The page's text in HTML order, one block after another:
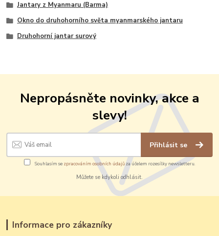
Jantary z Myanmaru (Barma)
Okno do druhohorního světa myanmarského jantaru
Druhohorní jantar surový
Nepropásněte novinky, akce a
slevy!
Přihlásit se
Souhlasím se zpracováním osobních údajůza účelem rozesílky newsletteru.
Můžete se kdykoli odhlásit.
Informace pro zákazníky